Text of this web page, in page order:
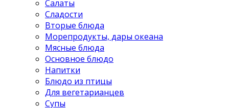
Салаты
Сладости
Вторые блюда
Морепродукты, дары океана
Мясные блюда
Основное блюдо
Напитки
Блюдо из птицы
Для вегетарианцев
Супы